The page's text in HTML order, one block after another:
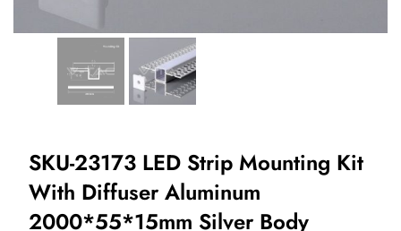
SKU-23173 LED Strip Mounting Kit
With Diffuser Aluminum
2000*55*15mm Silver Body